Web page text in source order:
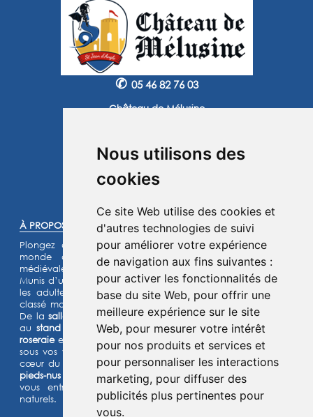
Nous utilisons des
cookies
Ce site Web utilise des cookies et
d'autres technologies de suivi
pour améliorer votre expérience
de navigation aux fins suivantes :
pour activer les fonctionnalités de
base du site Web, pour offrir une
meilleure expérience sur le site
Web, pour mesurer votre intérêt
pour nos produits et services et
pour personnaliser les interactions
marketing, pour diffuser des
publicités plus pertinentes pour
vous.
✆ 05 46 82 76 03
Château de Mélusine
Instagram Facebook
À PROPOS :
Plongez dans l'histoire et laissez-vous transporter dans un
monde de chevaliers, de princesses et de légendes
médiévales.
Munis d’un jeu d’énigmes pour les enfants et d’un quiz pour
les adultes, lancez- vous à l’assaut de notre château fort
classé monument historique et de son parc de 15 hectares.
De la salle de gardeauxremparts , desmachines de guerre
au stand d’archerie, en passant par lejardin médiéval
roseraieet les animaux de la basse-cour
l’Histoire prend vie
sous vos yeux dans cette aventure ludique et immersive au
cœur du Moyen Âge ! Deux parcours sensoriels (le chemin
pieds-nus et la forêt musicale ) et un grand labyrinthe de maïs
vous entraîneront à la découverte de grands espaces
naturels.